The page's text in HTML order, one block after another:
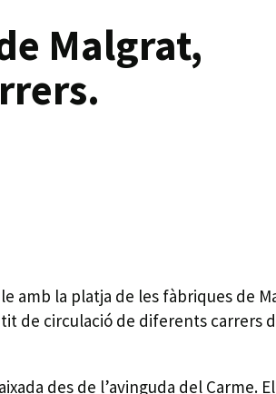
Malgrat,
amb la platja de les fàbriques de
de circulació de diferents carrers
des de l’avinguda del Carme.